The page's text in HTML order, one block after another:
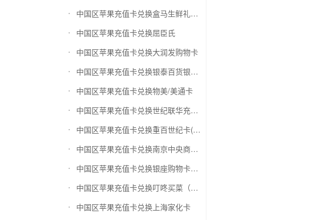
中国区苹果充值卡兑换盒马生鲜礼品卡
中国区苹果充值卡兑换屈臣氏
中国区苹果充值卡兑换大润发购物卡
中国区苹果充值卡兑换银泰百货银泰卡
中国区苹果充值卡兑换物美/美通卡
中国区苹果充值卡兑换世纪联华充值卡(杭州联华)
中国区苹果充值卡兑换重百世纪卡(重庆百货)
中国区苹果充值卡兑换南京中央商场购物卡
中国区苹果充值卡兑换银座购物卡（黑卡）
中国区苹果充值卡兑换叮咚买菜（限通用礼品卡）
中国区苹果充值卡兑换上海家化卡